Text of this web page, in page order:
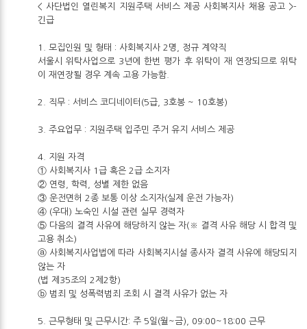
< 사단법인 열린복지 지원주택 서비스 제공 사회복지사 채용 공고 >-
긴급
1. 모집인원 및 형태 : 사회복지사 2명, 정규 계약직
서울시 위탁사업으로 3년에 한번 평가 후 위탁이 재 연장되므로 위탁
이 재연장될 경우 계속 고용 가능함.
2. 직무 : 서비스 코디네이터(5급, 3호봉 ~ 10호봉)
3. 주요업무 : 지원주택 입주민 주거 유지 서비스 제공
4. 지원 자격
① 사회복지사 1급 혹은 2급 소지자
② 연령, 학력, 성별 제한 없음
③ 운전면허 2종 보통 이상 소지자(실제 운전 가능자)
④ (우대) 노숙인 시설 관련 실무 경력자
⑤ 다음의 결격 사유에 해당하지 않는 자(※ 결격 사유 해당 시 합격 및
고용 취소)
ⓐ 사회복지사업법에 따라 사회복지시설 종사자 결격 사유에 해당되지
않는 자
(법 제35조의 2제2항)
ⓑ 범죄 및 성폭력범죄 조회 시 결격 사유가 없는 자
5. 근무형태 및 근무시간: 주 5일(월~금), 09:00~18:00 근무